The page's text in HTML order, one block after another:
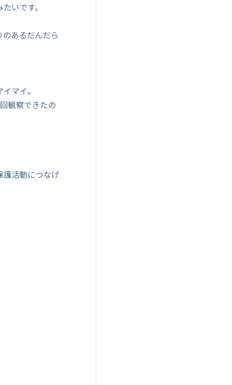
いです。
あるだんだら
マイ。
観察できたの
護活動につなげ